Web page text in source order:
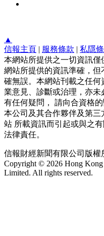
▲
信報主頁 | 服務條款 | 私隱
本網站所提供之一切資訊
網站所提供的資訊準確，
確無誤。本網站刊載之任何
業意見、診斷或治理，亦
有任何疑問， 請向合資格的
本公司及其合作夥伴及第
站 所載資訊而引起或與之
法律責任。
信報財經新聞有限公司版權
Copyright © 2026 Hong Kong
Limited. All rights reserved.